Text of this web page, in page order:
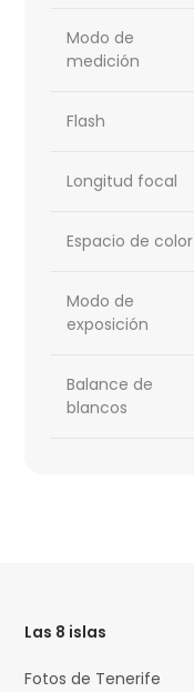
Modo de
medición
Flash
Longitud focal
Espacio de color
Modo de
exposición
Balance de
blancos
Las 8 islas
Fotos de Tenerife